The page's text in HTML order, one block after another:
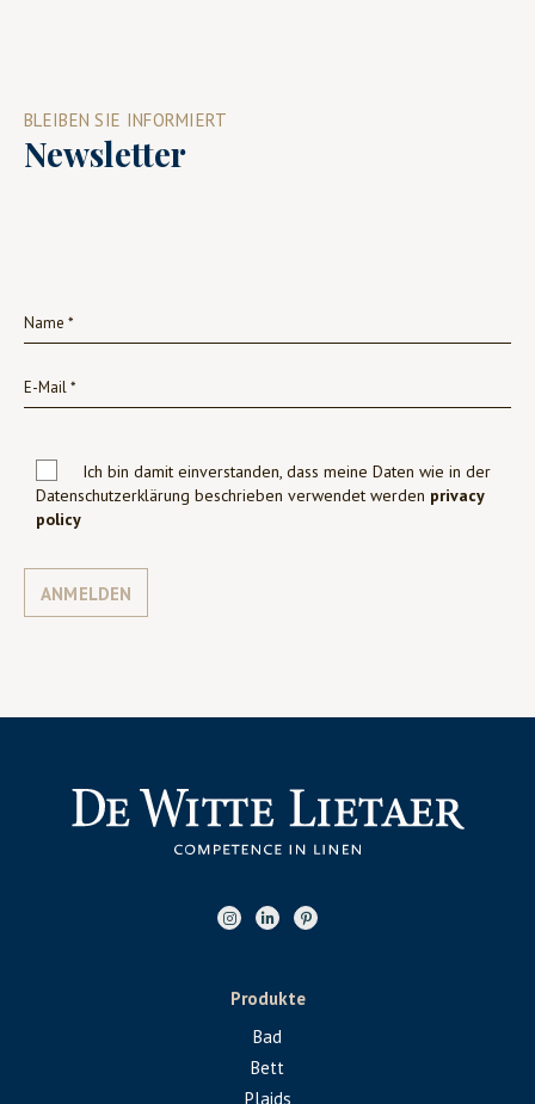
BLEIBEN SIE INFORMIERT
Newsletter
Ich bin damit einverstanden, dass meine Daten wie in der
Datenschutzerklärung beschrieben verwendet werden privacy
policy
ANMELDEN
Produkte
Bad
Bett
Plaids